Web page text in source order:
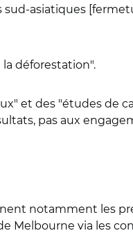
asiatiques
déforestation".
et des "études de
pas aux
notamment les
Melbourne via les